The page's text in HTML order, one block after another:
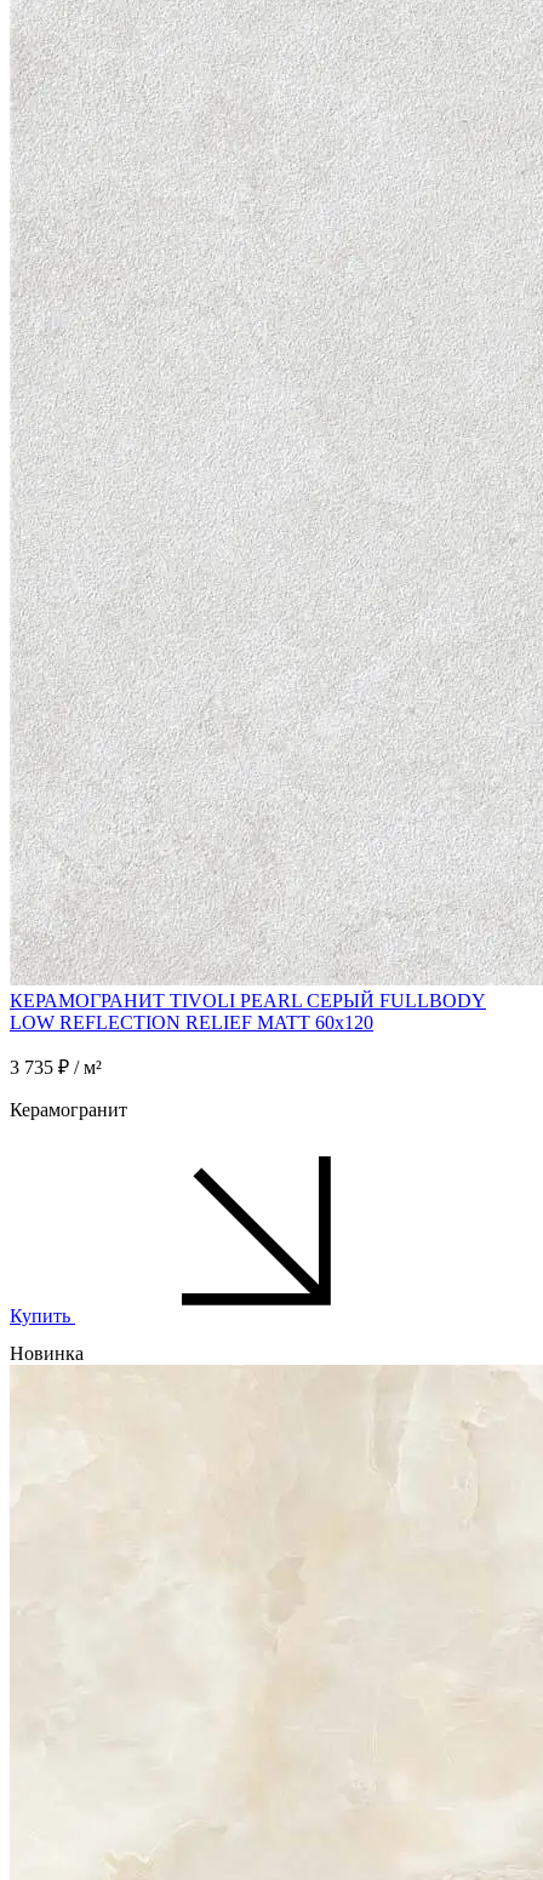
КЕРАМОГРАНИТ TIVOLI PEARL СЕРЫЙ FULLBODY
LOW REFLECTION RELIEF MATT 60x120
3 735 ₽ / м²
Керамогранит
Купить
Новинка